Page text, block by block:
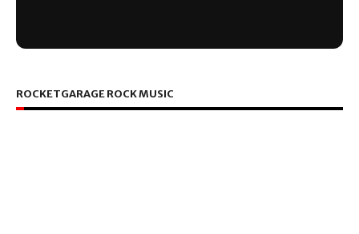
ROCKETGARAGE ROCK MUSIC